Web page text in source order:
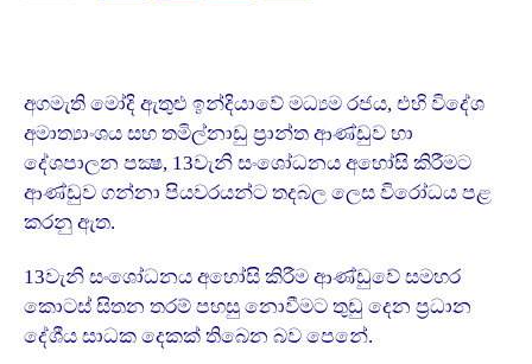
අගමැති මෝදි ඇතුළු ඉන්දියාවේ මධ්‍යම රජය, එහි විදේශ
අමාත්‍යාංශය සහ තමිල්නාඩු ප්‍රාන්ත ආණ්ඩුව හා
දේශපාලන පක්‍ෂ, 13වැනි සංශෝධනය අහෝසි කිරීමට
ආණ්ඩුව ගන්නා පියවරයන්ට තදබල ලෙස විරෝධය පළ
කරනු ඇත.
13වැනි සංශෝධනය අහෝසි කිරීම ආණ්ඩුවේ සමහර
කොටස් සිතන තරම් පහසු නොවීමට තුඩු දෙන ප්‍රධාන
දේශීය සාධක දෙකක් තිබෙන බව පෙනේ.